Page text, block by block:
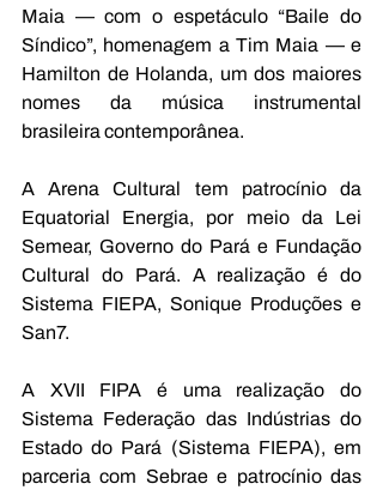
Maia — com o espetáculo “Baile do
Síndico”, homenagem a Tim Maia — e
Hamilton de Holanda, um dos maiores
nomes da música instrumental
brasileira contemporânea.
A Arena Cultural tem patrocínio da
Equatorial Energia, por meio da Lei
Semear, Governo do Pará e Fundação
Cultural do Pará. A realização é do
Sistema FIEPA, Sonique Produções e
San7.
A XVII FIPA é uma realização do
Sistema Federação das Indústrias do
Estado do Pará (Sistema FIEPA), em
parceria com Sebrae e patrocínio das